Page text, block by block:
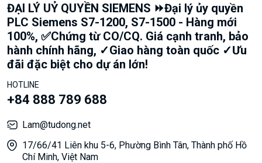
ĐẠI LÝ UỶ QUYỀN SIEMENS ⏩Đại lý ủy quyền
PLC Siemens S7-1200, S7-1500 - Hàng mới
100%, ✅Chứng từ CO/CQ. Giá cạnh tranh, bảo
hành chính hãng, ✓Giao hàng toàn quốc ✓Ưu
đãi đặc biệt cho dự án lớn!
HOTLINE
+84 888 789 688
Lam@tudong.net
17/66/41 Liên khu 5-6, Phường Bình Tân, Thành phố Hồ
Chí Minh, Việt Nam